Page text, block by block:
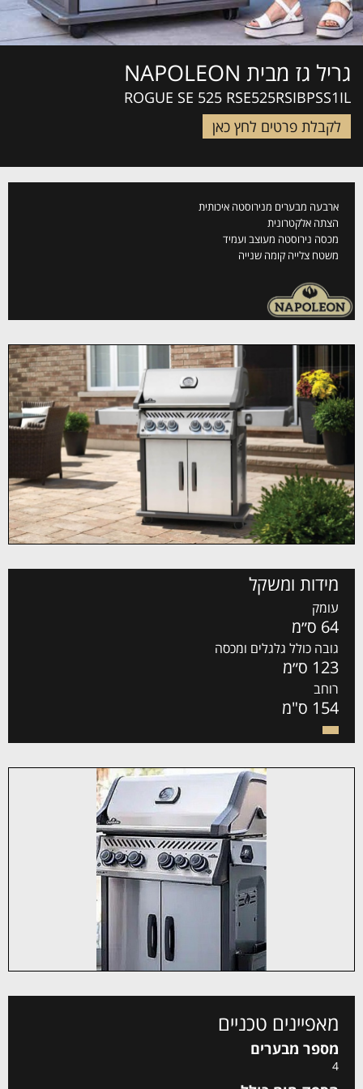
גריל גז מבית NAPOLEON
ROGUE SE 525 RSE525RSIBPSS1IL
לקבלת פרטים לחץ כאן
ארבעה מבערים מנירוסטה איכותית
הצתה אלקטרונית
מכסה נירוסטה מעוצב ועמיד
משטח צלייה קומה שנייה
מידות ומשקל
עומק
64 ס״מ
גובה כולל גלגלים ומכסה
123 ס״מ
רוחב
154 ס"מ
מאפיינים טכניים
מספר מבערים
4